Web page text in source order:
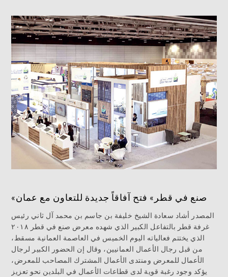
«صنع في قطر» فتح آفاقاً جديدة للتعاون مع عمان
المصدر أشاد سعادة الشيخ خليفة بن جاسم بن محمد آل ثاني رئيس
غرفة قطر بالتفاعل الكبير الذي شهده معرض صنع في قطر ٢٠١٨
الذي يختتم فعالياته اليوم الخميس في العاصمة العمانية مسقط،
من قبل رجال الأعمال العمانيين، وقال إن الحضور الكبير لرجال
الأعمال للمعرض ومنتدى الأعمال المشترك المصاحب للمعرض،
يؤكد وجود رغبة قوية لدى قطاعات الأعمال في البلدين نحو تعزيز